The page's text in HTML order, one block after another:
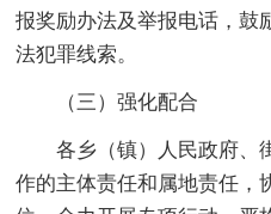
报奖励办法及举报电话，鼓
法犯罪线索。
（三）强化配合
各乡（镇）人民政府、
作的主体责任和属地责任，